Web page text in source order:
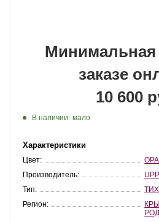
Минимальная
заказе
10 600
В наличии: мало
Характеристики
Цвет:
Производитель:
Тип:
Регион: